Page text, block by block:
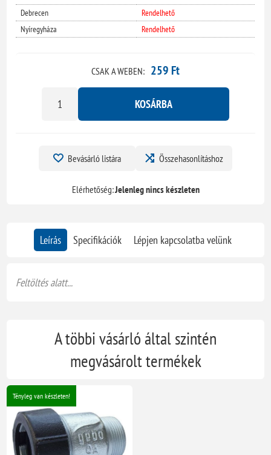
Debrecen
Rendelhető
Nyíregyháza
Rendelhető
CSAK A WEBEN: 259 Ft
KOSÁRBA
Bevásárló listára Összehasonlításhoz
Elérhetőség:Jelenleg nincs készleten
Leírás Specifikációk Lépjen kapcsolatba velünk
Feltöltés alatt...
A többi vásárló által szintén
megvásárolt termékek
Tényleg van készleten!